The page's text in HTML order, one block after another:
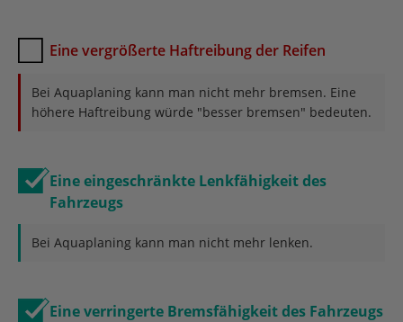
Eine vergrößerte Haftreibung der Reifen
Bei Aquaplaning kann man nicht mehr bremsen. Eine
höhere Haftreibung würde "besser bremsen" bedeuten.
Eine eingeschränkte Lenkfähigkeit des
Fahrzeugs
Bei Aquaplaning kann man nicht mehr lenken.
Eine verringerte Bremsfähigkeit des Fahrzeugs